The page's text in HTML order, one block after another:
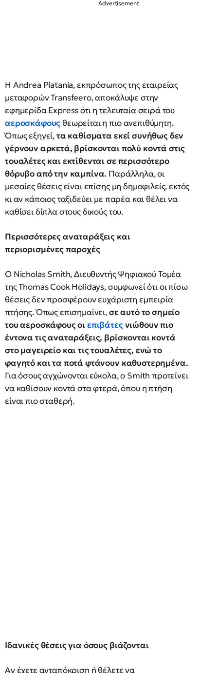
Η Andrea Platania, εκπρόσωπος της εταιρείας
μεταφορών Transfeero, αποκάλυψε στην
εφημερίδα Express ότι η τελευταία σειρά του
αεροσκάφουςθεωρείται η πιο ανεπιθύμητη.
Όπως εξηγεί,τα καθίσματα εκεί συνήθως δεν
γέρνουν αρκετά, βρίσκονται πολύ κοντά στις
τουαλέτες και εκτίθενται σε περισσότερο
θόρυβο από την καμπίνα. Παράλληλα, οι
μεσαίες θέσεις είναι επίσης μη δημοφιλείς, εκτός
κι αν κάποιος ταξιδεύει με παρέα και θέλει να
καθίσει δίπλα στους δικούς του.
Περισσότερες αναταράξεις και
περιορισμένες παροχές
Ο Nicholas Smith, Διευθυντής Ψηφιακού Τομέα
της Thomas Cook Holidays, συμφωνεί ότι οι πίσω
θέσεις δεν προσφέρουν ευχάριστη εμπειρία
πτήσης. Όπως επισημαίνει,σε αυτό το σημείο
του αεροσκάφους οιεπιβάτεςνιώθουν πιο
έντονα τις αναταράξεις, βρίσκονται κοντά
στο μαγειρείο και τις τουαλέτες, ενώ το
φαγητό και τα ποτά φτάνουν καθυστερημένα.
Για όσους αγχώνονται εύκολα, ο Smith προτείνει
να καθίσουν κοντά στα φτερά, όπου η πτήση
είναι πιο σταθερή.
Ιδανικές θέσεις για όσους βιάζονται
Αν έχετε ανταπόκριση ή θέλετε να